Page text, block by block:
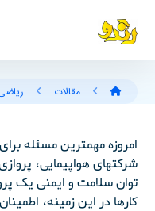
مقالات
امروزه مهمترین مسئله
شرکتهای هواپیمایی،
توان سلامت و ایمنی یک
کارها در این زمینه،